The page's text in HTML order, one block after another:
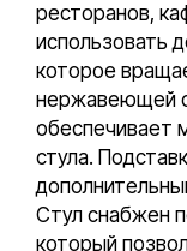
ресторанов,
использовать
которое
нержавеющей
обеспечивает
стула.
Стул снабжен
который